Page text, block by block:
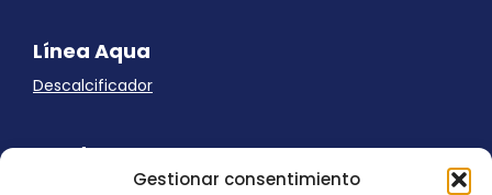
Gestionar consentimiento
Línea Aqua
Descalcificador
Ayuda